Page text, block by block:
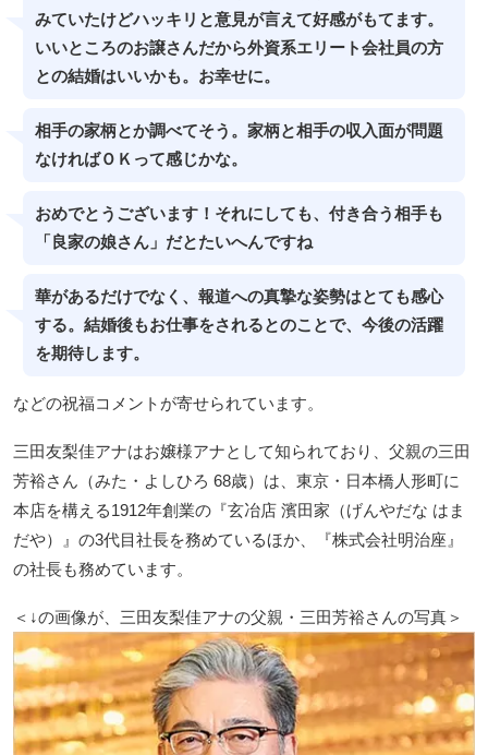
みていたけどハッキリと意見が言えて好感がもてます。
いいところのお譲さんだから外資系エリート会社員の方
との結婚はいいかも。お幸せに。
相手の家柄とか調べてそう。家柄と相手の収入面が問題
なければＯＫって感じかな。
おめでとうございます！それにしても、付き合う相手も
「良家の娘さん」だとたいへんですね
華があるだけでなく、報道への真摯な姿勢はとても感心
する。結婚後もお仕事をされるとのことで、今後の活躍
を期待します。
などの祝福コメントが寄せられています。
三田友梨佳アナはお嬢様アナとして知られており、父親の三田
芳裕さん（みた・よしひろ 68歳）は、東京・日本橋人形町に
本店を構える1912年創業の『玄冶店 濱田家（げんやだな はま
だや）』の3代目社長を務めているほか、『株式会社明治座』
の社長も務めています。
＜↓の画像が、三田友梨佳アナの父親・三田芳裕さんの写真＞